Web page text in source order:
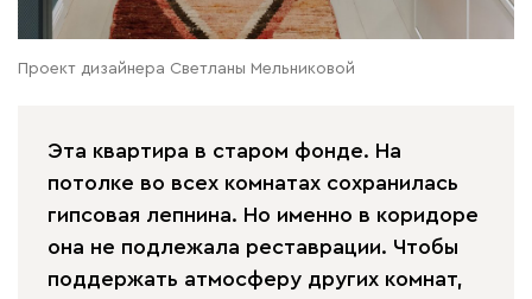
Проект дизайнера Светланы Мельниковой
Эта квартира в старом фонде. На
потолке во всех комнатах сохранилась
гипсовая лепнина. Но именно в коридоре
она не подлежала реставрации. Чтобы
поддержать атмосферу других комнат,